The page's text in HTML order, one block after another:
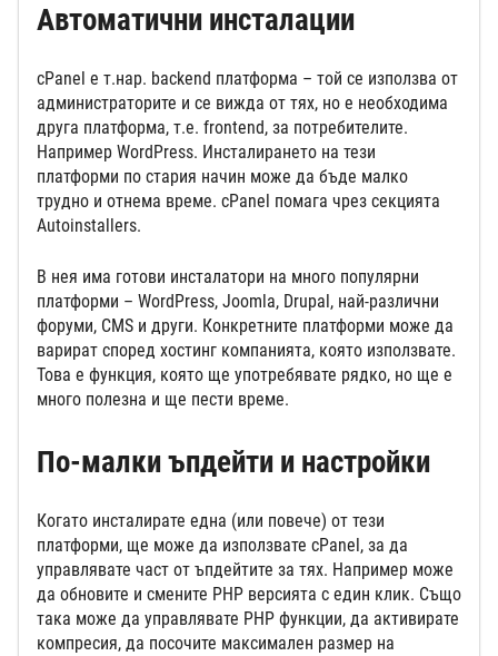
Автоматични инсталации
cPanel е т.нар. backend платформа – той се използва от
администраторите и се вижда от тях, но е необходима
друга платформа, т.е. frontend, за потребителите.
Например WordPress. Инсталирането на тези
платформи по стария начин може да бъде малко
трудно и отнема време. cPanel помага чрез секцията
Autoinstallers.
В нея има готови инсталатори на много популярни
платформи – WordPress, Joomla, Drupal, най-различни
форуми, CMS и други. Конкретните платформи може да
варират според хостинг компанията, която използвате.
Това е функция, която ще употребявате рядко, но ще е
много полезна и ще пести време.
По-малки ъпдейти и настройки
Когато инсталирате една (или повече) от тези
платформи, ще може да използвате cPanel, за да
управлявате част от ъпдейтите за тях. Например може
да обновите и смените PHP версията с един клик. Също
така може да управлявате PHP функции, да активирате
компресия, да посочите максимален размер на